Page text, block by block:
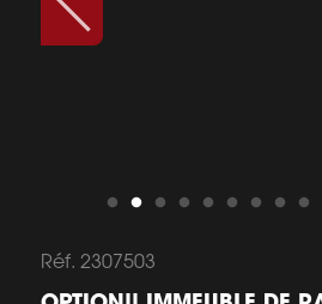
Réf. 2307503